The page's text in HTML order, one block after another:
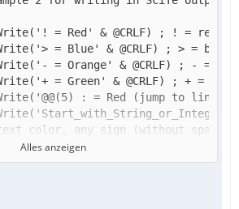
Alles anzeigen